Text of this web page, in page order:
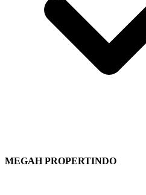
MEGAH PROPERTINDO